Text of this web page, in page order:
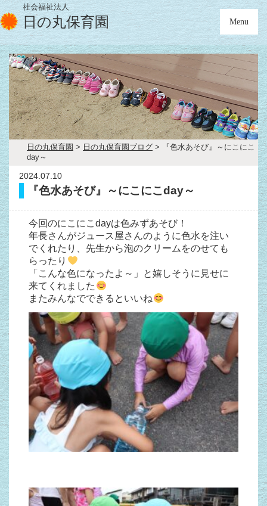
社会福祉法人
日の丸保育園 Menu
日の丸保育園 > 日の丸保育園ブログ >
『色水あそび』～にこにこ
day～
2024.07.10
『色水あそび』～にこにこday～
今回のにこにこdayは色みずあそび！
年長さんがジュース屋さんのように色水を注い
でくれたり、先生から泡のクリームをのせても
らったり
「こんな色になったよ～」と嬉しそうに見せに
来てくれました
またみんなでできるといいね